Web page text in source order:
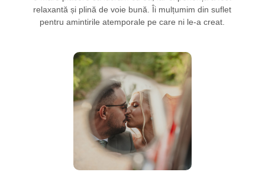
relaxantă și plină de voie bună. Îi mulțumim din suflet
pentru amintirile atemporale pe care ni le-a creat.